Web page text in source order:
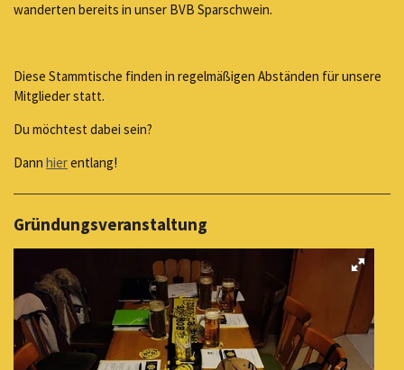
wanderten bereits in unser BVB Sparschwein.
Diese Stammtische finden in regelmäßigen Abständen für unsere
Mitglieder statt.
Du möchtest dabei sein?
Dann hierentlang!
Gründungsveranstaltung